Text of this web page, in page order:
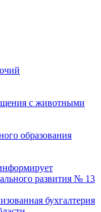
с животными
образования
развития № 13
бухгалтерия